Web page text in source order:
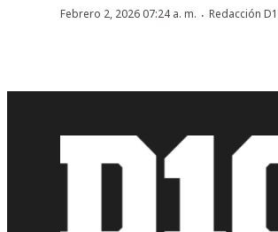
Febrero 2, 2026 07:24 a. m. · Redacción